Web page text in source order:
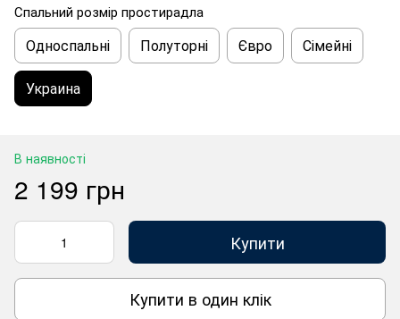
Спальний розмір простирадла
Односпальні Полуторні Євро Сімейні
Украина
В наявності
2 199 грн
Купити
Купити в один клік